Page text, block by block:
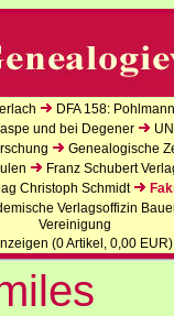
DFA 158:
und bei Degener
Genealogische
Franz Schubert
Christoph Schmidt
Verlagsoffizin
Vereinigung
(0Artikel, 0,00 EUR)